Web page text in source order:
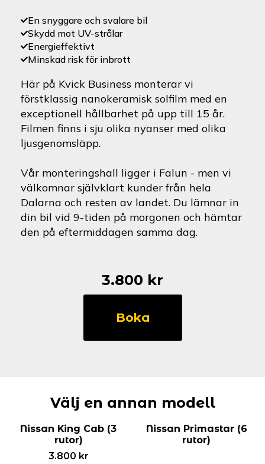
En snyggare och svalare bil
Skydd mot UV-strålar
Energieffektivt
Minskad risk för inbrott
Här på Kvick Business monterar vi
förstklassig nanokeramisk solfilm med en
exceptionell hållbarhet på upp till 15 år.
Filmen finns i sju olika nyanser med olika
ljusgenomsläpp.
Vår monteringshall ligger i Falun - men vi
välkomnar självklart kunder från hela
Dalarna och resten av landet. Du lämnar in
din bil vid 9-tiden på morgonen och hämtar
den på eftermiddagen samma dag.
3.800 kr
Nissan
(5
Boka
Välj en annan modell
Nissan King Cab (3
rutor)
3.800 kr
Nissan Primastar (6
rutor)